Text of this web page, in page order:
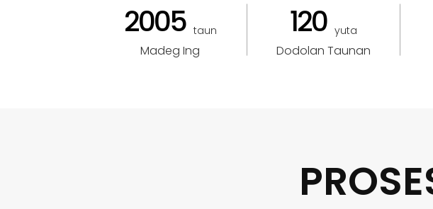
2005 taun
Madeg Ing
120 yuta
Dodolan Taunan